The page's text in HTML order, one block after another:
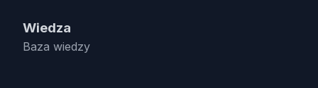
Wiedza
Baza wiedzy